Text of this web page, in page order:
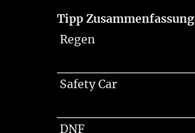
Tipp
Regen
Safety Car
DNF